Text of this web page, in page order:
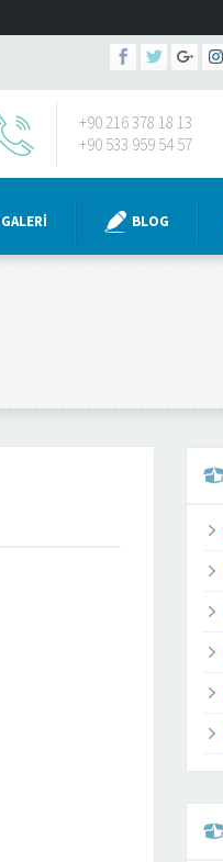
+90 216 378 18 13
+90 533 959 54 57
BLOG